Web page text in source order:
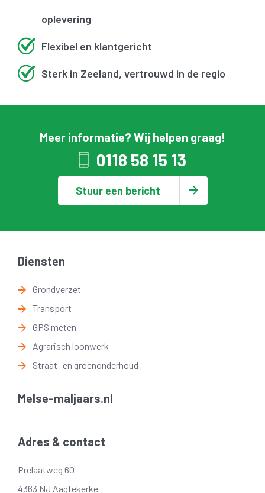
oplevering
Flexibel en klantgericht
Sterk in Zeeland, vertrouwd in de regio
Meer informatie? Wij helpen graag!
0118 58 15 13
Stuur een bericht
Diensten
Grondverzet
Transport
GPS meten
Agrarisch loonwerk
Straat- en groenonderhoud
Melse-maljaars.nl
Adres & contact
Prelaatweg 60
4363 NJ Aagtekerke